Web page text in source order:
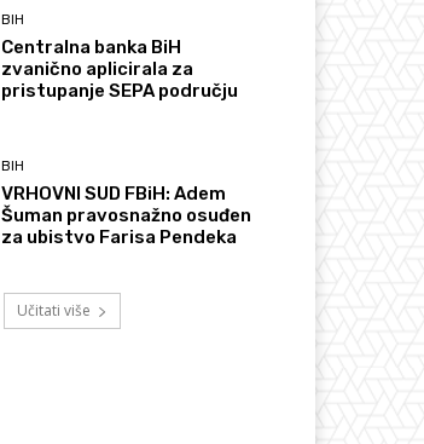
BIH
Centralna banka BiH
zvanično aplicirala za
pristupanje SEPA području
BIH
VRHOVNI SUD FBiH: Adem
Šuman pravosnažno osuđen
za ubistvo Farisa Pendeka
Učitati više